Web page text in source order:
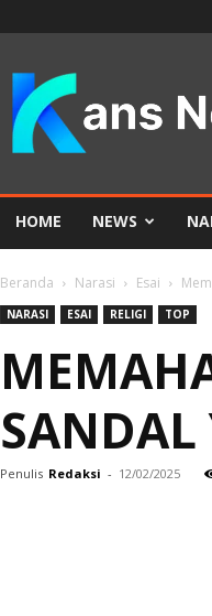
KANS
News
HOME NEWS
Beranda Narasi Esai
NARASI ESAI RELIGI TOP
Penulis Redaksi - 12/02/2025